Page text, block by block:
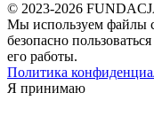
© 2023-2026
Мы используем файлы
безопасно
его работы.
Политика
Я принимаю